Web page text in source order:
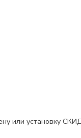
или установку